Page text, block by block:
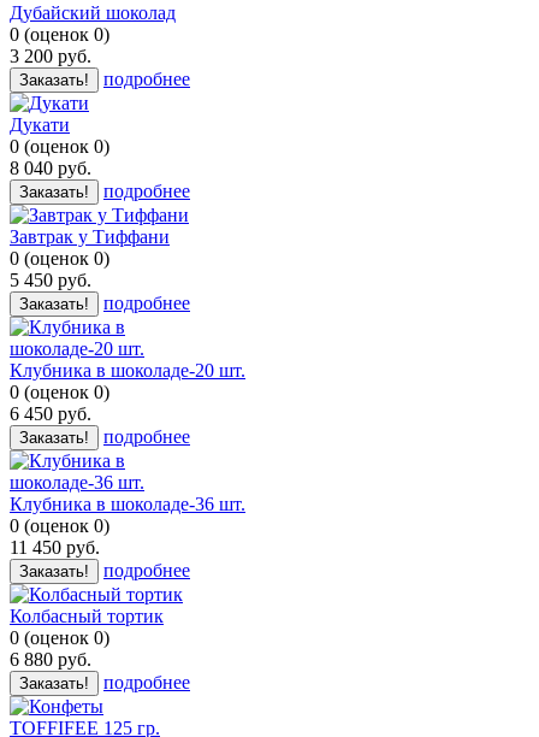
Дубайский шоколад
0 (оценок 0)
3 200 руб.
Заказать! подробнее
Дукати
0 (оценок 0)
8 040 руб.
Заказать! подробнее
Завтрак у Тиффани
0 (оценок 0)
5 450 руб.
Заказать! подробнее
Клубника в шоколаде-20 шт.
0 (оценок 0)
6 450 руб.
Заказать! подробнее
Клубника в шоколаде-36 шт.
0 (оценок 0)
11 450 руб.
Заказать! подробнее
Колбасный тортик
0 (оценок 0)
6 880 руб.
Заказать! подробнее